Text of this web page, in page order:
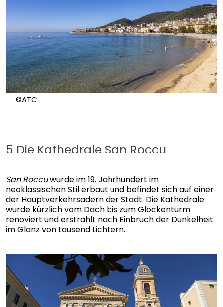
©ATC
5 Die Kathedrale San Roccu
San Roccuwurde im 19. Jahrhundert im
neoklassischen Stil erbaut und befindet sich auf einer
der Hauptverkehrsadern der Stadt. Die Kathedrale
wurde kürzlich vom Dach bis zum Glockenturm
renoviert und erstrahlt nach Einbruch der Dunkelheit
im Glanz von tausend Lichtern.